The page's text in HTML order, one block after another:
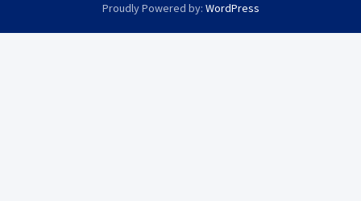
Proudly Powered by: WordPress